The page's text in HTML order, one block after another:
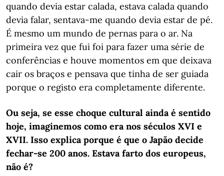
quando devia estar calada, estava calada quando
devia falar, sentava-me quando devia estar de pé.
É mesmo um mundo de pernas para o ar. Na
primeira vez que fui foi para fazer uma série de
conferências e houve momentos em que deixava
cair os braços e pensava que tinha de ser guiada
porque o registo era completamente diferente.
Ou seja, se esse choque cultural ainda é sentido
hoje, imaginemos como era nos séculos XVI e
XVII. Isso explica porque é que o Japão decide
fechar-se 200 anos. Estava farto dos europeus,
não é?